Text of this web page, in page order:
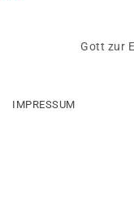
Gott zur
IMPRESSUM